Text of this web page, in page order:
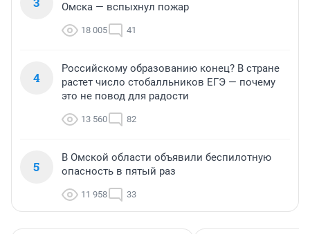
Омска — вспыхнул пожар
18 005 41
4
Российскому образованию конец? В стране
растет число стобалльников ЕГЭ — почему
это не повод для радости
13 560 82
5
В Омской области объявили беспилотную
опасность в пятый раз
11 958 33